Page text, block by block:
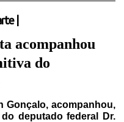
acompanhou
do
Gonçalo, acompanhou,
deputado federal Dr.